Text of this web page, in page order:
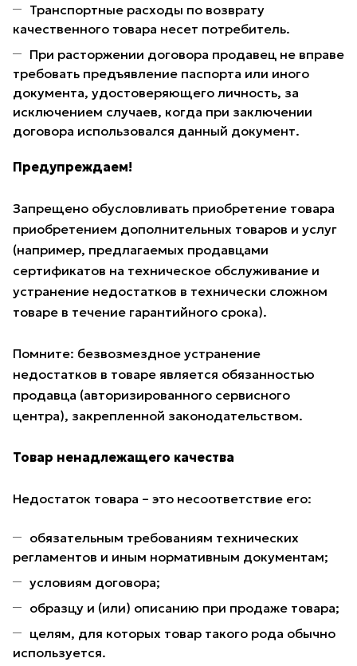
Транспортные расходы по возврату
качественного товара несет потребитель.
При расторжении договора продавец не вправе
требовать предъявление паспорта или иного
документа, удостоверяющего личность, за
исключением случаев, когда при заключении
договора использовался данный документ.
Предупреждаем!
Запрещено обусловливать приобретение товара
приобретением дополнительных товаров и услуг
(например, предлагаемых продавцами
сертификатов на техническое обслуживание и
устранение недостатков в технически сложном
товаре в течение гарантийного срока).
Помните: безвозмездное устранение
недостатков в товаре является обязанностью
продавца (авторизированного сервисного
центра), закрепленной законодательством.
Товар ненадлежащего качества
Недостаток товара – это несоответствие его:
обязательным требованиям технических
регламентов и иным нормативным документам;
условиям договора;
образцу и (или) описанию при продаже товара;
целям, для которых товар такого рода обычно
используется.